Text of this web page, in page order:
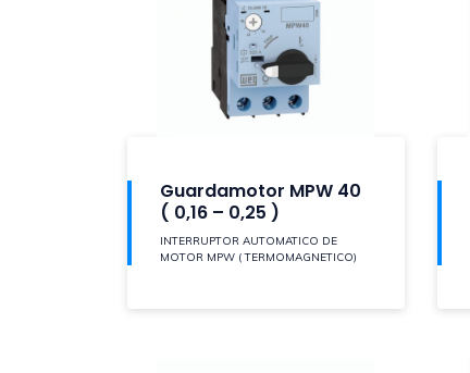
Guardamotor MPW 40
( 0,16 – 0,25 )
INTERRUPTOR AUTOMATICO DE
MOTOR MPW ( TERMOMAGNETICO)